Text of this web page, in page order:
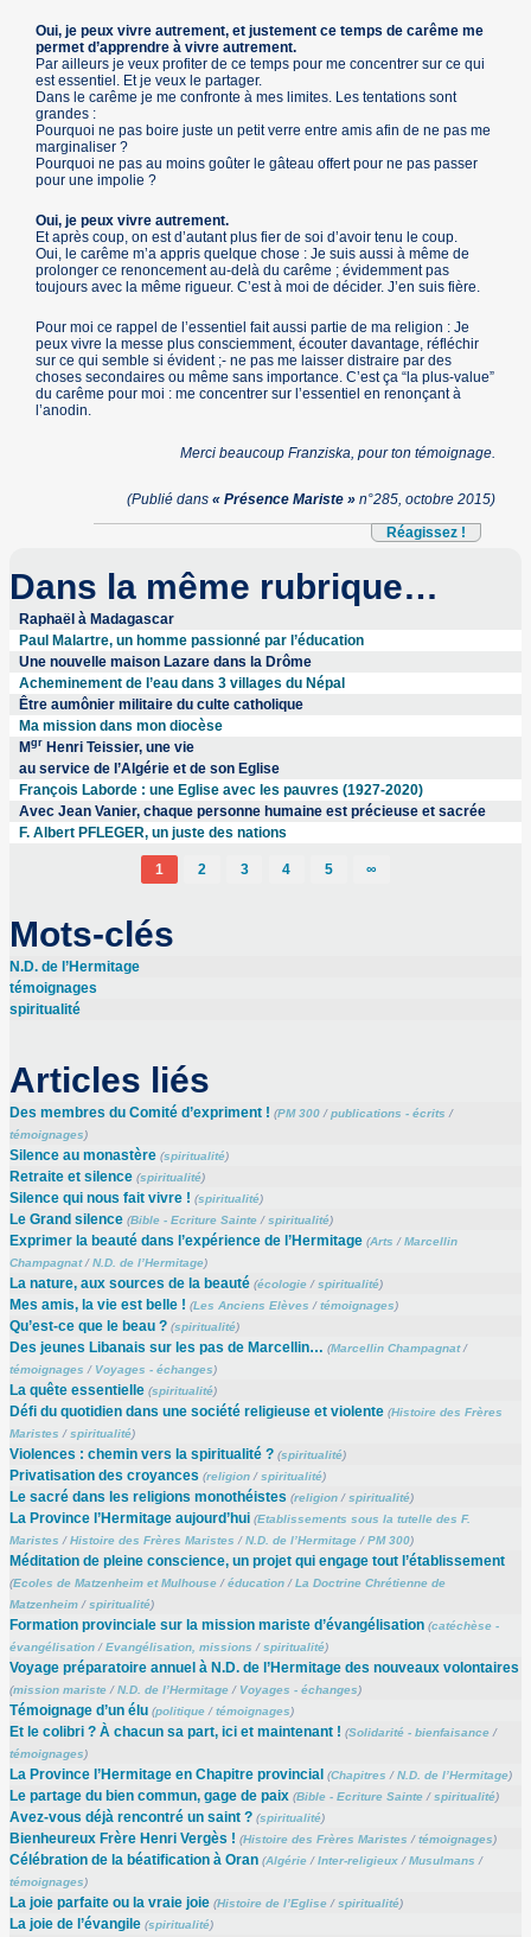
Oui, je peux vivre autrement, et justement ce temps de carême me
permet d’apprendre à vivre autrement.
Par ailleurs je veux profiter de ce temps pour me concentrer sur ce qui
est essentiel. Et je veux le partager.
Dans le carême je me confronte à mes limites. Les tentations sont
grandes :
Pourquoi ne pas boire juste un petit verre entre amis afin de ne pas me
marginaliser ?
Pourquoi ne pas au moins goûter le gâteau offert pour ne pas passer
pour une impolie ?
Oui, je peux vivre autrement.
Et après coup, on est d’autant plus fier de soi d’avoir tenu le coup.
Oui, le carême m’a appris quelque chose : Je suis aussi à même de
prolonger ce renoncement au-delà du carême ; évidemment pas
toujours avec la même rigueur. C’est à moi de décider. J’en suis fière.
Pour moi ce rappel de l’essentiel fait aussi partie de ma religion : Je
peux vivre la messe plus consciemment, écouter davantage, réfléchir
sur ce qui semble si évident ;- ne pas me laisser distraire par des
choses secondaires ou même sans importance. C’est ça “la plus-value”
du carême pour moi : me concentrer sur l’essentiel en renonçant à
l’anodin.
Merci beaucoup Franziska, pour ton témoignage.
(Publié dans « Présence Mariste »n°285, octobre 2015)
Réagissez !
Dans la même rubrique…
Raphaël à Madagascar
Paul Malartre, un homme passionné par l’éducation
Une nouvelle maison Lazare dans la Drôme
Acheminement de l’eau dans 3 villages du Népal
Être aumônier militaire du culte catholique
Ma mission dans mon diocèse
MgrHenri Teissier, une vie
au service de l’Algérie et de son Eglise
François Laborde : une Eglise avec les pauvres (1927-2020)
Avec Jean Vanier, chaque personne humaine est précieuse et sacrée
F. Albert PFLEGER, un juste des nations
1 2 3 4 5 ∞
Mots-clés
N.D. de l’Hermitage
témoignages
spiritualité
Articles liés
Des membres du Comité d’expriment ! (PM 300/publications - écrits /
témoignages)
Silence au monastère (spiritualité)
Retraite et silence (spiritualité)
Silence qui nous fait vivre ! (spiritualité)
Le Grand silence (Bible - Ecriture Sainte/ spiritualité)
Exprimer la beauté dans l’expérience de l’Hermitage (Arts /Marcellin
Champagnat/N.D. de l’Hermitage)
La nature, aux sources de la beauté (écologie/ spiritualité)
Mes amis, la vie est belle ! (Les Anciens Elèves /témoignages)
Qu’est-ce que le beau ? (spiritualité)
Des jeunes Libanais sur les pas de Marcellin… (Marcellin Champagnat/
témoignages / Voyages - échanges)
La quête essentielle (spiritualité)
Défi du quotidien dans une société religieuse et violente (Histoire des Frères
Maristes /spiritualité)
Violences : chemin vers la spiritualité ? (spiritualité)
Privatisation des croyances (religion/spiritualité)
Le sacré dans les religions monothéistes (religion/ spiritualité)
La Province l’Hermitage aujourd’hui (Etablissements sous la tutelle des F.
Maristes /Histoire des Frères Maristes /N.D. de l’Hermitage/PM 300)
Méditation de pleine conscience, un projet qui engage tout l’établissement
(Ecoles de Matzenheim et Mulhouse/éducation/La Doctrine Chrétienne de
Matzenheim/ spiritualité)
Formation provinciale sur la mission mariste d’évangélisation (catéchèse -
évangélisation/Evangélisation, missions /spiritualité)
Voyage préparatoire annuel à N.D. de l’Hermitage des nouveaux volontaires
(mission mariste/N.D. de l’Hermitage/ Voyages - échanges)
Témoignage d’un élu (politique/témoignages)
Et le colibri ? À chacun sa part, ici et maintenant ! (Solidarité - bienfaisance/
témoignages)
La Province l’Hermitage en Chapitre provincial (Chapitres /N.D. de l’Hermitage)
Le partage du bien commun, gage de paix (Bible - Ecriture Sainte/ spiritualité)
Avez-vous déjà rencontré un saint ? (spiritualité)
Bienheureux Frère Henri Vergès ! (Histoire des Frères Maristes /témoignages)
Célébration de la béatification à Oran (Algérie/Inter-religieux/Musulmans /
témoignages)
La joie parfaite ou la vraie joie (Histoire de l’Eglise/ spiritualité)
La joie de l’évangile (spiritualité)